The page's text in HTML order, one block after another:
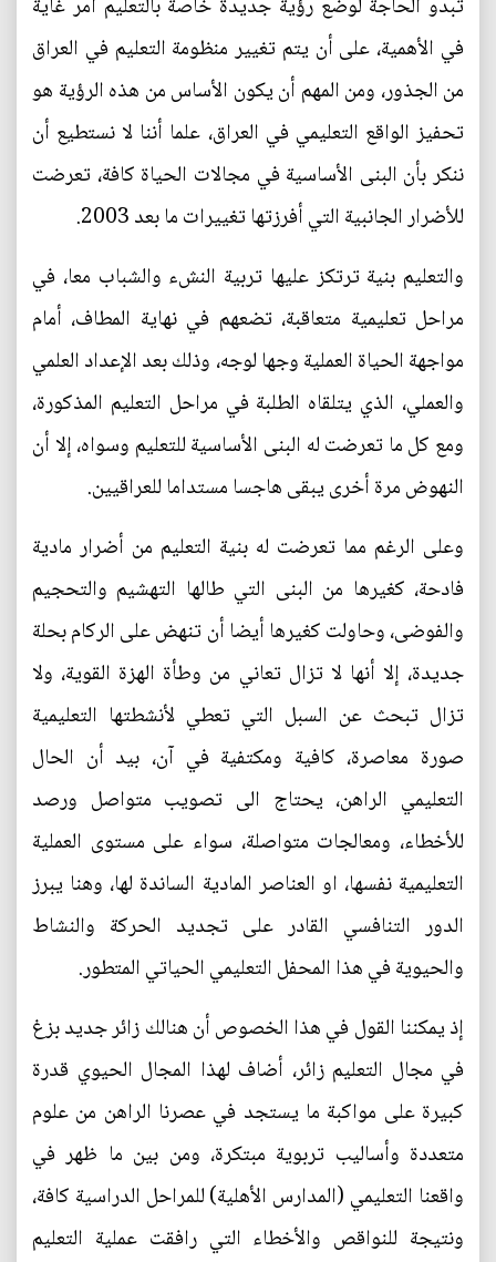
في الأهمية، على أن يتم تغيير منظومة التعليم في العراق
من الجذور، ومن المهم أن يكون الأساس من هذه الرؤية هو
تحفيز الواقع التعليمي في العراق، علما أننا لا نستطيع أن
ننكر بأن البنى الأساسية في مجالات الحياة كافة، تعرضت
للأضرار الجانبية التي أفرزتها تغييرات ما بعد 2003.
والتعليم بنية ترتكز عليها تربية النشء والشباب معا، في
مراحل تعليمية متعاقبة، تضعهم في نهاية المطاف، أمام
مواجهة الحياة العملية وجها لوجه، وذلك بعد الإعداد العلمي
والعملي، الذي يتلقاه الطلبة في مراحل التعليم المذكورة،
ومع كل ما تعرضت له البنى الأساسية للتعليم وسواه، إلا أن
النهوض مرة أخرى يبقى هاجسا مستداما للعراقيين.
وعلى الرغم مما تعرضت له بنية التعليم من أضرار مادية
فادحة، كغيرها من البنى التي طالها التهشيم والتحجيم
والفوضى، وحاولت كغيرها أيضا أن تنهض على الركام بحلة
جديدة، إلا أنها لا تزال تعاني من وطأة الهزة القوية، ولا
تزال تبحث عن السبل التي تعطي لأنشطتها التعليمية
صورة معاصرة، كافية ومكتفية في آن، بيد أن الحال
التعليمي الراهن، يحتاج الى تصويب متواصل ورصد
للأخطاء، ومعالجات متواصلة، سواء على مستوى العملية
التعليمية نفسها، او العناصر المادية الساندة لها، وهنا يبرز
الدور التنافسي القادر على تجديد الحركة والنشاط
والحيوية في هذا المحفل التعليمي الحياتي المتطور.
إذ يمكننا القول في هذا الخصوص أن هنالك زائر جديد بزغ
في مجال التعليم زائر، أضاف لهذا المجال الحيوي قدرة
كبيرة على مواكبة ما يستجد في عصرنا الراهن من علوم
متعددة وأساليب تربوية مبتكرة، ومن بين ما ظهر في
واقعنا التعليمي (المدارس الأهلية) للمراحل الدراسية كافة،
ونتيجة للنواقص والأخطاء التي رافقت عملية التعليم